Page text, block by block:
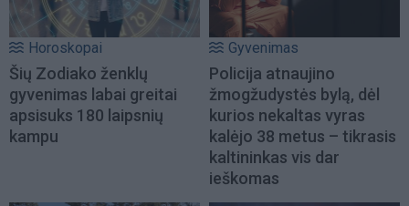
Horoskopai
Šių Zodiako ženklų
gyvenimas labai greitai
apsisuks 180 laipsnių
kampu
Gyvenimas
Policija atnaujino
žmogžudystės bylą, dėl
kurios nekaltas vyras
kalėjo 38 metus – tikrasis
kaltininkas vis dar
ieškomas